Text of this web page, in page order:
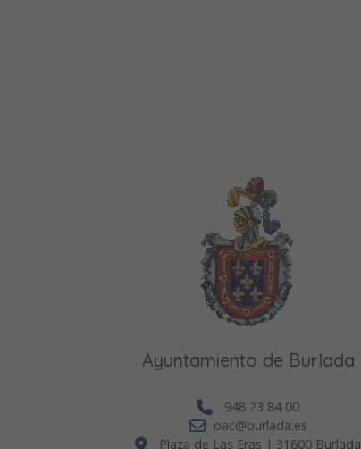
Ayuntamiento de Burlada
948 23 84 00
oac@burlada.es
Plaza de Las Eras | 31600 Burlada